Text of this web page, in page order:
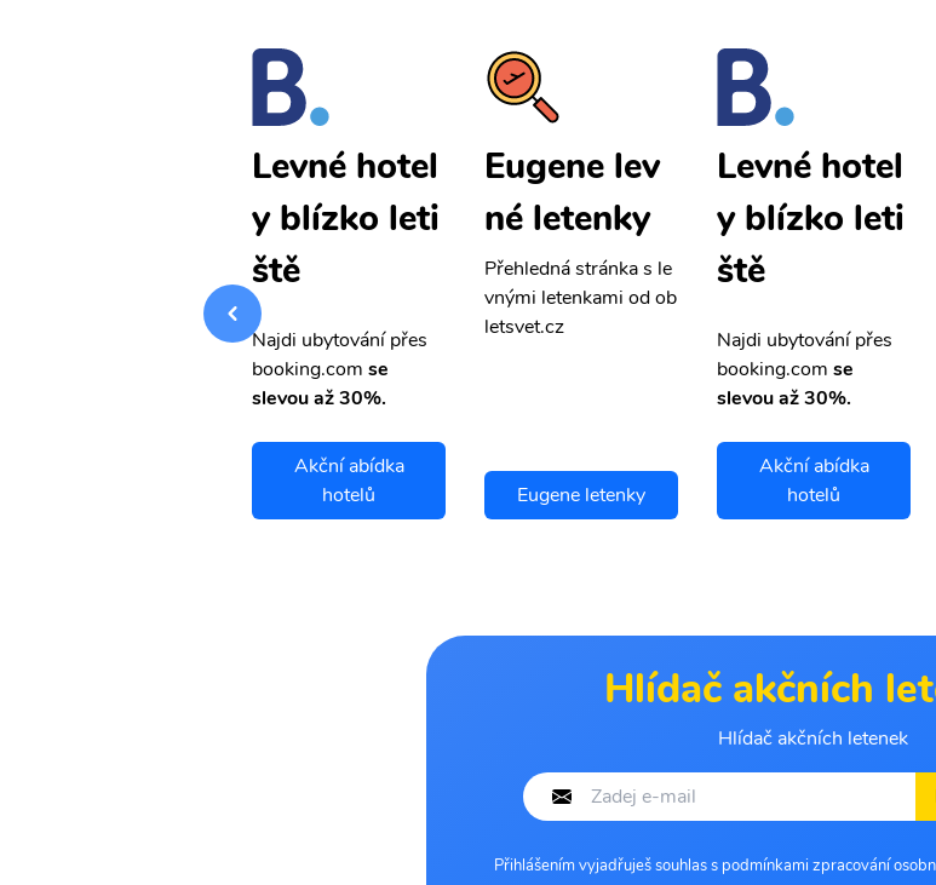
vnými letenkami od ob
Levné hotel
y blízko leti
ště
Najdi ubytování přes
booking.com se
slevou až 30%.
Akční abídka
hotelů
Eugene lev
né letenky
Přehledná stránka s le
vnými letenkami od ob
letsvet.cz
Eugene letenky
Levné hotel
y blízko leti
ště
Najdi ubytování přes
booking.com se
slevou až 30%.
Akční abídka
hotelů
Hlídač akčních
Hlídač akčních letenek
Přihlášením vyjadřuješ souhlas s podmínkami zpracování